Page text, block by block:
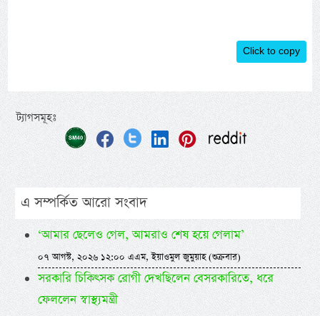
Click to copy
ট্যাগসমূহঃ
এ সম্পর্কিত আরো সংবাদ
‘আমার ছেলেও গেল, আমরাও শেষ হয়ে গেলাম’
০৭ আগস্ট, ২০২৬ ১২:০০ এএম, ইয়াওমুল জুমুয়াহ (শুক্রবার)
সরকারি চিকিৎসক রোগী দেখছিলেন বেসরকারিতে, ধরে
ফেললেন স্বাস্থ্যমন্ত্রী